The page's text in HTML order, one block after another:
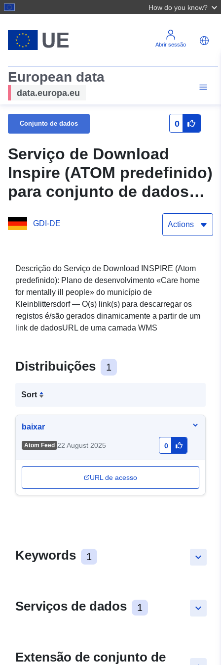
How do you know?
Abrir sessão
European data
data.europa.eu
Conjunto de dados 0
Serviço de Download
Inspire (ATOM predefinido)
para conjunto de dados
Plano de construção
«Cuidar em casa para
GDI-DE Actions
Descrição do Serviço de Download INSPIRE (Atom
predefinido): Plano de desenvolvimento «Care home
for mentally ill people» do município de
Kleinblittersdorf — O(s) link(s) para descarregar os
registos é/são gerados dinamicamente a partir de um
link de dadosURL de uma camada WMS
Distribuições 1
Sort
baixar
Atom Feed 22 August 2025 0
URL de acesso
keyboard_arrow_down
Keywords 1
keyboard_arrow_down
Serviços de dados 1
Extensão de conjunto de